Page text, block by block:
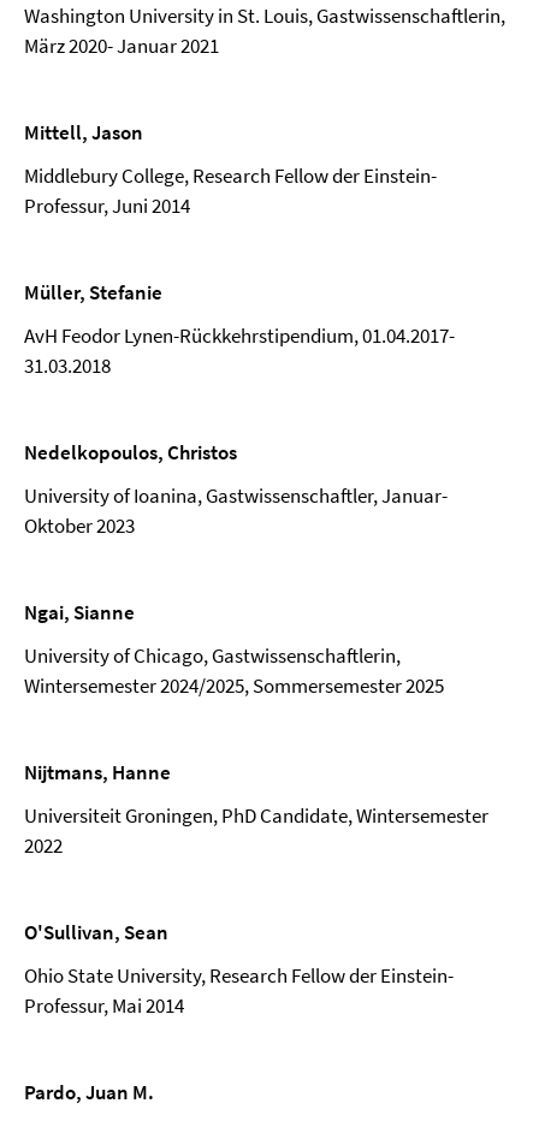
Washington University in St. Louis, Gastwissenschaftlerin,
März 2020- Januar 2021
Mittell, Jason
Middlebury College, Research Fellow der Einstein-
Professur, Juni 2014
Müller, Stefanie
AvH Feodor Lynen-Rückkehrstipendium, 01.04.2017-
31.03.2018
Nedelkopoulos, Christos
University of Ioanina, Gastwissenschaftler, Januar-
Oktober 2023
Ngai, Sianne
University of Chicago, Gastwissenschaftlerin,
Wintersemester 2024/2025, Sommersemester 2025
Nijtmans, Hanne
Universiteit Groningen, PhD Candidate, Wintersemester
2022
O'Sullivan, Sean
Ohio State University, Research Fellow der Einstein-
Professur, Mai 2014
Pardo, Juan M.